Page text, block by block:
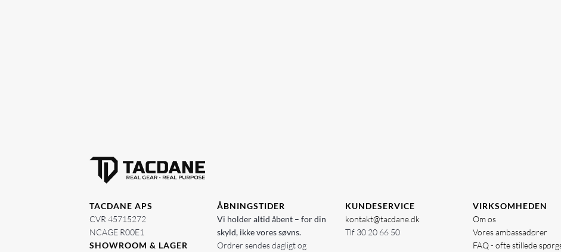
TACDANE APS
CVR 45715272
NCAGE R00E1
SHOWROOM & LAGER
ÅBNINGSTIDER
Vi holder altid åbent – for din
skyld, ikke vores søvns.
Ordrer sendes dagligt og
KUNDESERVICE
kontakt@tacdane.dk
Tlf 30 20 66 50
VIRKSOMHEDEN
Om os
Vores ambassadører
FAQ - ofte stillede